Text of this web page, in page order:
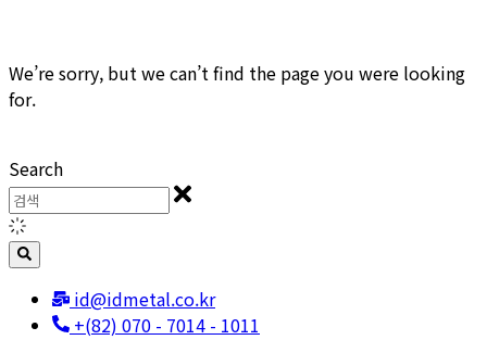
We’re sorry, but we can’t find the page you were looking
for.
Search
id@idmetal.co.kr
+(82) 070 - 7014 - 1011